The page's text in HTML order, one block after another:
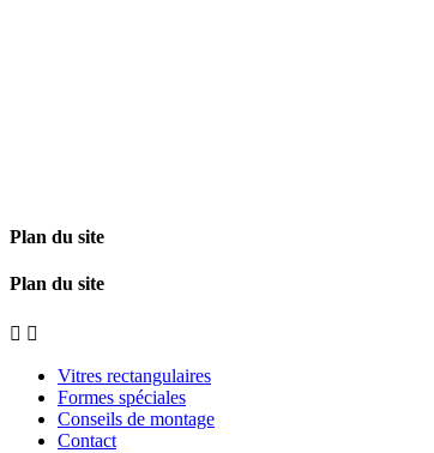
Plan du site
Plan du site
 
Vitres rectangulaires
Formes spéciales
Conseils de montage
Contact